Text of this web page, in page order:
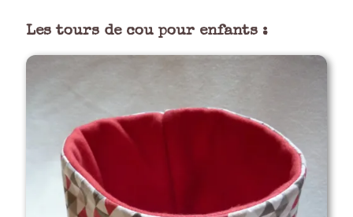
Les tours de cou pour enfants :